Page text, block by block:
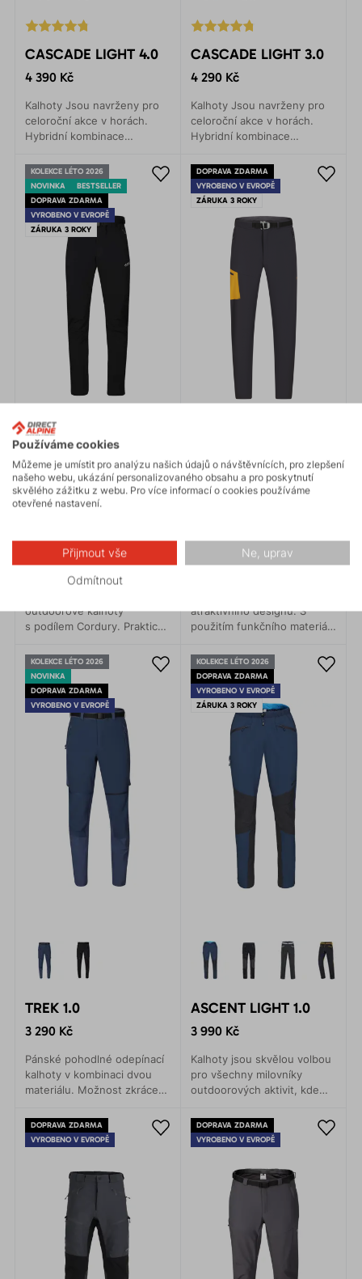
CASCADE LIGHT 4.0
4 390 Kč
Kalhoty Jsou navrženy pro
celoroční akce v horách.
Hybridní kombinace
prodyšnost a maximální
komfort.
CASCADE LIGHT 3.0
4 290 Kč
Kalhoty Jsou navrženy pro
celoroční akce v horách.
Hybridní kombinace
prodyšnost a maximální
komfort.
KOLEKCE LÉTO 2026
NOVINKA
BESTSELLER
DOPRAVA ZDARMA
VYROBENO V EVROPĚ
ZÁRUKA 3 ROKY
CRUISE 3.0
3 490 Kč
outdoorové kalhoty
s podílem Cordury. Praktické
DOPRAVA ZDARMA
VYROBENO V EVROPĚ
ZÁRUKA 3 ROKY
CRUISE 2.0
3 490 Kč
atraktivního designu. S
použitím funkčního materiálu
kalhoty pro univerzální
použití.
KOLEKCE LÉTO 2026
NOVINKA
DOPRAVA ZDARMA
VYROBENO V EVROPĚ
TREK 1.0
3 290 Kč
Pánské pohodlné odepínací
kalhoty v kombinaci dvou
materiálu. Možnost zkrácení
spirálové zipy. Tři praktické
kapsy. Mírně pružný pas
KOLEKCE LÉTO 2026
DOPRAVA ZDARMA
VYROBENO V EVROPĚ
ZÁRUKA 3 ROKY
ASCENT LIGHT 1.0
3 990 Kč
Kalhoty jsou skvělou volbou
pro všechny milovníky
outdoorových aktivit, kde
Vysoce kvalitní materiál.
Pohodlný střih. Praktické
DOPRAVA ZDARMA
VYROBENO V EVROPĚ
DOPRAVA ZDARMA
VYROBENO V EVROPĚ
Používáme cookies
Můžeme je umístit pro analýzu našich údajů o návštěvnících, pro zlepšení
našeho webu, ukázání personalizovaného obsahu a pro poskytnutí
skvělého zážitku z webu. Pro více informací o cookies používáme
otevřené nastavení.
Přijmout vše Ne, uprav
Odmítnout